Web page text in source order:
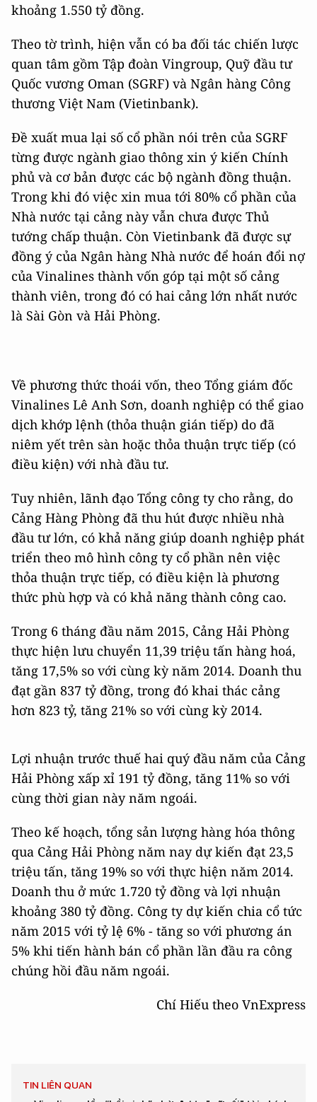
khoảng 1.550 tỷ đồng.
Theo tờ trình, hiện vẫn có ba đối tác chiến lược
quan tâm gồm Tập đoàn Vingroup, Quỹ đầu tư
Quốc vương Oman (SGRF) và Ngân hàng Công
thương Việt Nam (Vietinbank).
Đề xuất mua lại số cổ phần nói trên của SGRF
từng được ngành giao thông xin ý kiến Chính
phủ và cơ bản được các bộ ngành đồng thuận.
Trong khi đó việc xin mua tới 80% cổ phần của
Nhà nước tại cảng này vẫn chưa được Thủ
tướng chấp thuận. Còn Vietinbank đã được sự
đồng ý của Ngân hàng Nhà nước để hoán đổi nợ
của Vinalines thành vốn góp tại một số cảng
thành viên, trong đó có hai cảng lớn nhất nước
là Sài Gòn và Hải Phòng.
Về phương thức thoái vốn, theo Tổng giám đốc
Vinalines Lê Anh Sơn, doanh nghiệp có thể giao
dịch khớp lệnh (thỏa thuận gián tiếp) do đã
niêm yết trên sàn hoặc thỏa thuận trực tiếp (có
điều kiện) với nhà đầu tư.
Tuy nhiên, lãnh đạo Tổng công ty cho rằng, do
Cảng Hàng Phòng đã thu hút được nhiều nhà
đầu tư lớn, có khả năng giúp doanh nghiệp phát
triển theo mô hình công ty cổ phần nên việc
thỏa thuận trực tiếp, có điều kiện là phương
thức phù hợp và có khả năng thành công cao.
Trong 6 tháng đầu năm 2015, Cảng Hải Phòng
thực hiện lưu chuyển 11,39 triệu tấn hàng hoá,
tăng 17,5% so với cùng kỳ năm 2014. Doanh thu
đạt gần 837 tỷ đồng, trong đó khai thác cảng
hơn 823 tỷ, tăng 21% so với cùng kỳ 2014.
Lợi nhuận trước thuế hai quý đầu năm của Cảng
Hải Phòng xấp xỉ 191 tỷ đồng, tăng 11% so với
cùng thời gian này năm ngoái.
Theo kế hoạch, tổng sản lượng hàng hóa thông
qua Cảng Hải Phòng năm nay dự kiến đạt 23,5
triệu tấn, tăng 19% so với thực hiện năm 2014.
Doanh thu ở mức 1.720 tỷ đồng và lợi nhuận
khoảng 380 tỷ đồng. Công ty dự kiến chia cổ tức
năm 2015 với tỷ lệ 6% - tăng so với phương án
5% khi tiến hành bán cổ phần lần đầu ra công
chúng hồi đầu năm ngoái.
Chí Hiếu theo VnExpress
TIN LIÊN QUAN